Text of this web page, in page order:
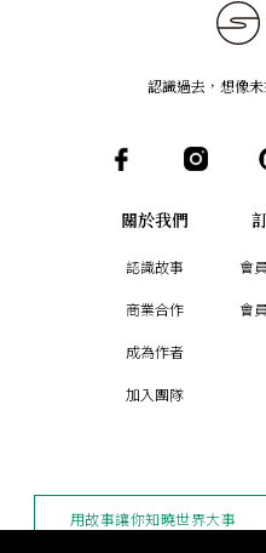
認識過去，想像未
關於我們
認識故事
商業合作
成為作者
加入團隊
會
會
用故事讓你知曉世界大事